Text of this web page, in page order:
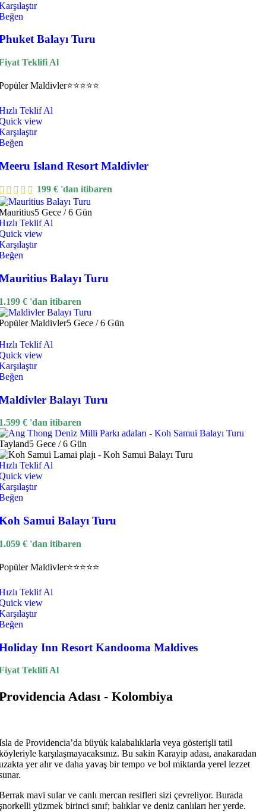
Balayı Turu
Teklifi Al
Maldivler⭐⭐⭐⭐⭐
Teklif Al
view
Island Resort Maldivler
199 € 'dan itibaren
5 Gece / 6 Gün
Teklif Al
view
Balayı Turu
€ 'dan itibaren
Maldivler5 Gece / 6 Gün
Teklif Al
view
Balayı Turu
€ 'dan itibaren
5 Gece / 6 Gün
Teklif Al
view
Samui Balayı Turu
€ 'dan itibaren
Maldivler⭐⭐⭐⭐⭐
Teklif Al
view
Inn Resort Kandooma Maldives
Teklifi Al
Adası - Kolombiya
de Providencia’da büyük kalabalıklarla veya gösterişli tatil
karşılaşmayacaksınız. Bu sakin Karayip adası, anakaradan
yer alır ve daha yavaş bir tempo ve bol miktarda yerel lezzet
mavi sular ve canlı mercan resifleri sizi çevreliyor. Burada
yüzmek birinci sınıf; balıklar ve deniz canlıları her yerde.